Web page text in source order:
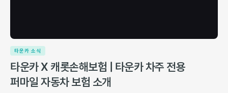
타운카 소식
타운카 X 캐롯손해보험 | 타운카 차주 전용
퍼마일 자동차 보험 소개